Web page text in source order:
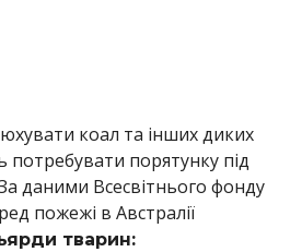
коал та інших диких
потребувати порятунку під
даними Всесвітнього фонду
пожежі в Австралії
тварин: